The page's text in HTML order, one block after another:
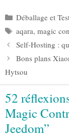
Catégories
Déballage et
Étiquettes
aqara, magic
Self-Hosting :
Bons plans
Hytsou
52
Magic
Jeedom”